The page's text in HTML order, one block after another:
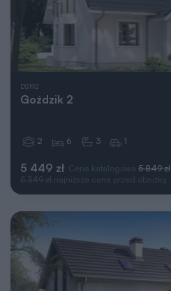
DS192
Goździk 2
5 449 zł Cena katalogowa 5 849 zł
5 349 zł najniższa cena przed obniżką
2 6 3 1